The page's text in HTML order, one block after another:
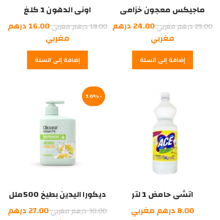
ماجيكس معجون خزامى
2كلغ 25.00درهم مغربيالسعر
الأصلي
هو:
25.00
24.00 درهم
مغربي
الحالي
هو:
إضافة إلى السلة
اوني الدهون 1 كلغ
18.00درهم مغربيالسعر
الأصلي
هو:
18.00
16.00 درهم
مغربي
الحالي
هو:
مغربي.
إضافة إلى السلة
اتشي حامض 1 لتر
8.00 درهم مغربي
-10%
ديكورا اليدين بطيخ 500ملل
30.00درهم مغربيالسعر
27.00 درهم